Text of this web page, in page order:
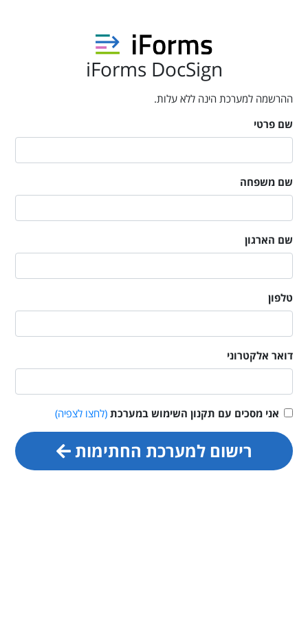
iForms DocSign
ההרשמה למערכת הינה ללא עלות.
שם פרטי
שם משפחה
שם הארגון
טלפון
דואר אלקטרוני
אני מסכים עם תקנון השימוש במערכת (לחצו לצפיה)
רישום למערכת החתימות